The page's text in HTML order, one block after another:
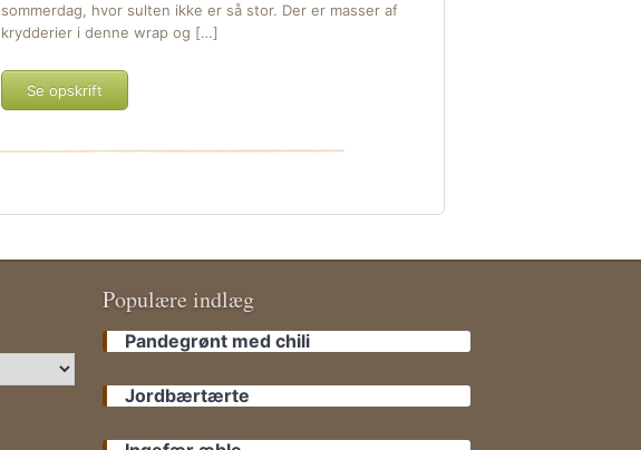
sommerdag, hvor sulten ikke er så stor. Der er masser af
krydderier i denne wrap og […]
Se opskrift
Populære indlæg
Pandegrønt med chili
Jordbærtærte